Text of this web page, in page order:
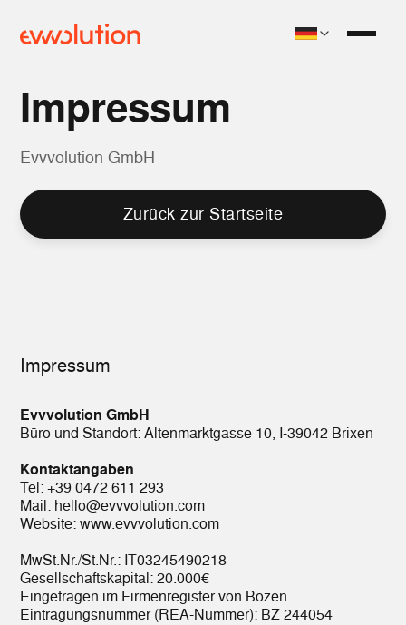
Impressum
Evvvolution GmbH
Zurück zur Startseite
Impressum
Evvvolution GmbH
Büro und Standort: Altenmarktgasse 10, I-39042 Brixen
Kontaktangaben
Tel:+39 0472 611 293
Mail: hello@evvvolution.com
Website:www.evvvolution.com
MwSt.Nr./St.Nr.: IT03245490218
Gesellschaftskapital: 20.000€
Eingetragen im Firmenregister von Bozen
Eintragungsnummer (REA-Nummer): BZ 244054